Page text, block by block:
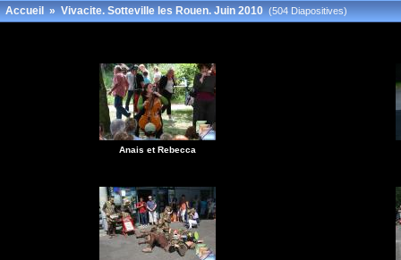
Accueil»Vivacite. Sotteville les Rouen. Juin 2010 (504 Diapositives)
Anais et Rebecca